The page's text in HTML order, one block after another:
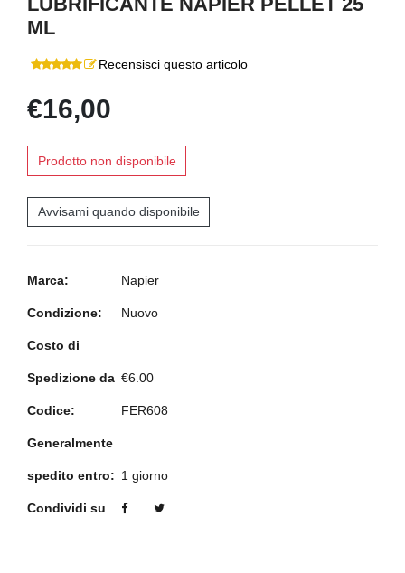
ML
Recensisci questo articolo
€16,00
Prodotto non disponibile
Avvisami quando disponibile
Marca: Napier
Condizione: Nuovo
Costo di
Spedizione da €6.00
Codice: FER608
Generalmente
spedito entro: 1 giorno
Condividi su